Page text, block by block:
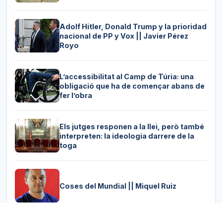
Adolf Hitler, Donald Trump y la prioridad
nacional de PP y Vox || Javier Pérez
Royo
L’accessibilitat al Camp de Túria: una
obligació que ha de començar abans de
fer l’obra
Els jutges responen a la llei, però també
interpreten: la ideologia darrere de la
toga
Coses del Mundial || Miquel Ruiz